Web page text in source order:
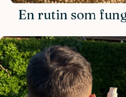
En rutin som